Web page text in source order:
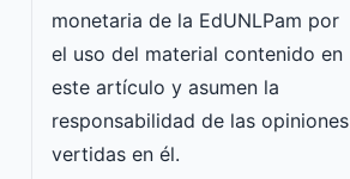
monetaria de la EdUNLPam por
el uso del material contenido en
este artículo y asumen la
responsabilidad de las opiniones
vertidas en él.